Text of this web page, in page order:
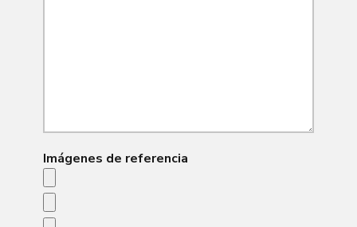
Imágenes de referencia